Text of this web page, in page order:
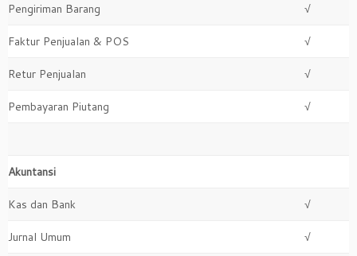
Pengiriman Barang √
Faktur Penjualan & POS √
Retur Penjualan √
Pembayaran Piutang √
Akuntansi
Kas dan Bank √
Jurnal Umum √